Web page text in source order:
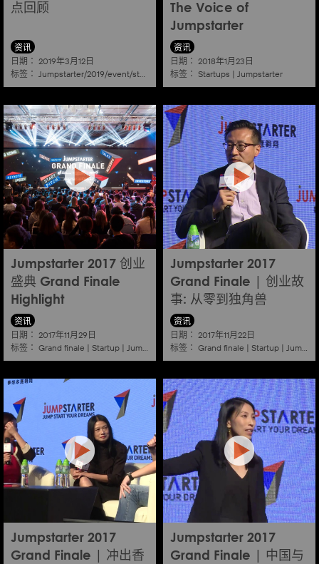
点回顾
资讯
日期： 2019年3月12日
标签： Jumpstarter/2019/event/startup/investor/corporate
The Voice of
Jumpstarter
资讯
日期： 2018年1月23日
标签： Startups | Jumpstarter
Jumpstarter 2017 创业
盛典 Grand Finale
Highlight
资讯
日期： 2017年11月29日
标签： Grand finale | Startup | Jumpstarter |Hkcec
Jumpstarter 2017
Grand Finale | 创业故
事: 从零到独角兽
资讯
日期： 2017年11月22日
标签： Grand finale | Startup | Jumpstarter
Jumpstarter 2017
Grand Finale | 冲出香
Jumpstarter 2017
Grand Finale | 中国与